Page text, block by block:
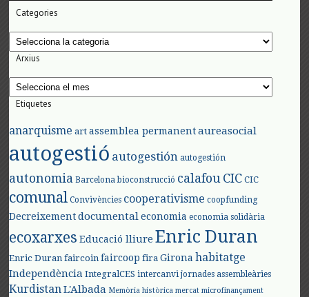
Categories
Categories
Arxius
Arxius
Etiquetes
anarquisme art assemblea permanent aureasocial
autogestió autogestión autogestión
autonomia Barcelona bioconstrucció calafouCIC CIC
comunal Convivències cooperativisme coopfunding
Decreixement documental economia economia solidària
ecoxarxes Educació lliure Enric Duran
Enric Duran faircoin faircoop fira Girona habitatge
Independència IntegralCES intercanvi jornades assembleàries
KurdistanL'Albada Memòria històrica mercat microfinançament